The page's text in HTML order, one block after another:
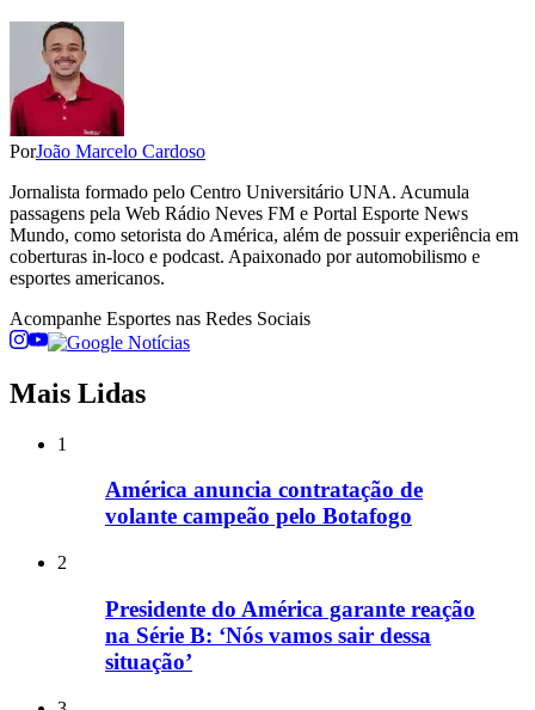
PorJoão Marcelo Cardoso
Jornalista formado pelo Centro Universitário UNA. Acumula
passagens pela Web Rádio Neves FM e Portal Esporte News
Mundo, como setorista do América, além de possuir experiência em
coberturas in-loco e podcast. Apaixonado por automobilismo e
esportes americanos.
Acompanhe Esportes nas Redes Sociais
Mais Lidas
1
América anuncia contratação de
volante campeão pelo Botafogo
2
Presidente do América garante reação
na Série B: ‘Nós vamos sair dessa
situação’